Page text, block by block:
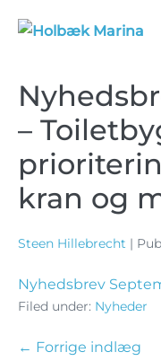
–
kran og
Steen Hillebrecht |
Nyhedsbrev
Filed under: Nyheder
← Forrige indlæg